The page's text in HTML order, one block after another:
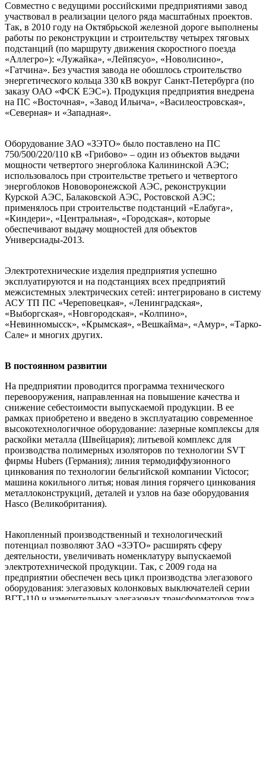
Совместно с ведущими российскими предприятиями завод
участвовал в реализации целого ряда масштабных проектов.
Так, в 2010 году на Октябрьской железной дороге выполнены
работы по реконструкции и строительству четырех тяговых
подстанций (по маршруту движения скоростного поезда
«Аллегро»): «Лужайка», «Лейпясуо», «Новолисино»,
«Гатчина». Без участия завода не обошлось строительство
энергетического кольца 330 кВ вокруг Санкт-Петербурга (по
заказу ОАО «ФСК ЕЭС»). Продукция предприятия внедрена
на ПС «Восточная», «Завод Ильича», «Василеостровская»,
«Северная» и «Западная».
Оборудование ЗАО «ЗЭТО» было поставлено на ПС
750/500/220/110 кВ «Грибово» – один из объектов выдачи
мощности четвертого энергоблока Калининской АЭС;
использовалось при строительстве третьего и четвертого
энергоблоков Нововоронежской АЭС, реконструкции
Курской АЭС, Балаковской АЭС, Ростовской АЭС;
применялось при строительстве подстанций «Елабуга»,
«Киндери», «Центральная», «Городская», которые
обеспечивают выдачу мощностей для объектов
Универсиады-2013.
Электротехнические изделия предприятия успешно
эксплуатируются и на подстанциях всех предприятий
межсистемных электрических сетей: интегрировано в систему
АСУ ТП ПС «Череповецкая», «Ленинградская»,
«Выборгская», «Новгородская», «Колпино»,
«Невинномысск», «Крымская», «Вешкайма», «Амур», «Тарко-
Сале» и многих других.
В постоянном развитии
На предприятии проводится программа технического
перевооружения, направленная на повышение качества и
снижение себестоимости выпускаемой продукции. В ее
рамках приобретено и введено в эксплуатацию современное
высокотехнологичное оборудование: лазерные комплексы для
раскойки металла (Швейцария); литьевой комплекс для
производства полимерных изоляторов по технологии SVT
фирмы Hubers (Германия); линия термодиффузионного
цинкования по технологии бельгийской компании Victocor;
машина кокильного литья; новая линия горячего цинкования
металлоконструкций, деталей и узлов на базе оборудования
Hasco (Великобритания).
Накопленный производственный и технологический
потенциал позволяют ЗАО «ЗЭТО» расширять сферу
деятельности, увеличивать номенклатуру выпускаемой
электротехнической продукции. Так, с 2009 года на
предприятии обеспечен весь цикл производства элегазового
оборудования: элегазовых колонковых выключателей серии
ВГТ-110 и измерительных элегазовых трансформаторов тока